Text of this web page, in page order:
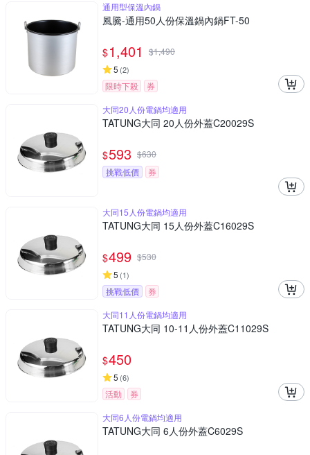
通用型保溫內鍋
風騰-通用50人份保溫鍋內鍋FT-50
$1,401 $1,490
5 (2)
限時下殺
券
大同20人份電鍋均適用
TATUNG大同 20人份外蓋C20029S
$593 $630
挑戰低價
券
大同15人份電鍋均適用
TATUNG大同 15人份外蓋C16029S
$499 $530
5 (1)
挑戰低價
券
大同11人份電鍋均適用
TATUNG大同 10-11人份外蓋C11029S
$450
5 (6)
活動
券
大同6人份電鍋均適用
TATUNG大同 6人份外蓋C6029S